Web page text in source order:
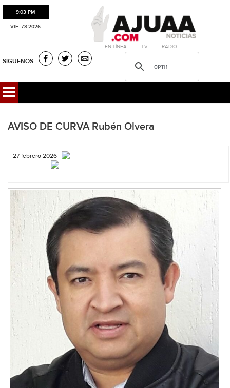
9:03 PM
VIE. 7.8.2026
·EN LÍNEA. ·T.V. ·RADIO
SIGUENOS
AVISO DE CURVA Rubén Olvera
27 febrero 2026